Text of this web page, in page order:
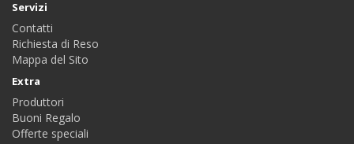
Servizi
Contatti
Richiesta di Reso
Mappa del Sito
Extra
Produttori
Buoni Regalo
Offerte speciali